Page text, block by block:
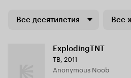
Все десятилетия Все
ExplodingTNT
ТВ, 2011
Anonymous Noob